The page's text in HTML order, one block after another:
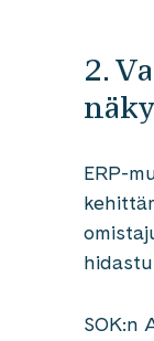
2.
ERP-
SOK:n